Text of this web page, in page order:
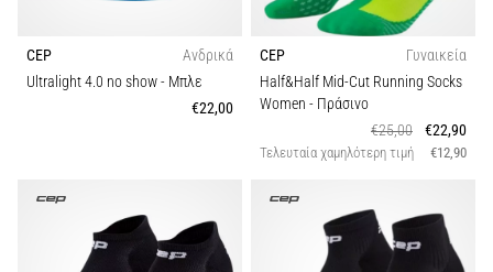
CEP
Ανδρικά
Ultralight 4.0 no show- Μπλε
€22,00
CEP
Γυναικεία
Half&Half Mid-Cut Running Socks
Women - Πράσινο
€25,00
€22,90
Τελευταία χαμηλότερη τιμή €12,90